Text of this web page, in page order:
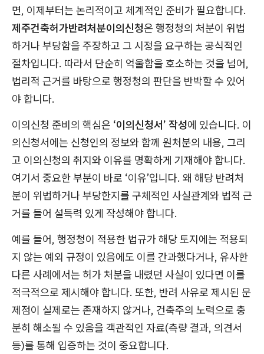
면, 이제부터는 논리적이고 체계적인 준비가 필요합니다.
제주건축허가반려처분이의신청은 행정청의 처분이 위법
하거나 부당함을 주장하고 그 시정을 요구하는 공식적인
절차입니다. 따라서 단순히 억울함을 호소하는 것을 넘어,
법리적 근거를 바탕으로 행정청의 판단을 반박할 수 있어
야 합니다.
이의신청 준비의 핵심은 ‘이의신청서’ 작성에 있습니다. 이
의신청서에는 신청인의 정보와 함께 원처분의 내용, 그리
고 이의신청의 취지와 이유를 명확하게 기재해야 합니다.
여기서 중요한 부분이 바로 ‘이유’입니다. 왜 해당 반려처
분이 위법하거나 부당한지를 구체적인 사실관계와 법적 근
거를 들어 설득력 있게 작성해야 합니다.
예를 들어, 행정청이 적용한 법규가 해당 토지에는 적용되
지 않는 예외 규정이 있음에도 이를 간과했다거나, 유사한
다른 사례에서는 허가 처분을 내렸던 사실이 있다면 이를
적극적으로 제시해야 합니다. 또한, 반려 사유로 제시된 문
제점이 실제로는 존재하지 않거나, 건축주의 노력으로 충
분히 해소될 수 있음을 객관적인 자료(측량 결과, 의견서
등)를 통해 입증하는 것이 중요합니다.